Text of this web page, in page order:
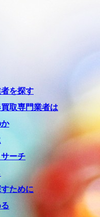
を探す
取専門業者は
ーチ
ために